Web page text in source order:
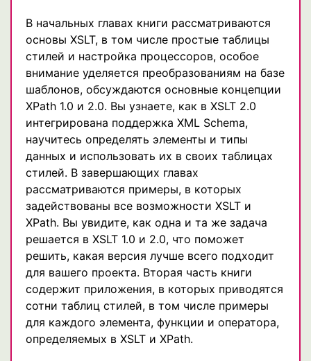
В начальных главах книги рассматриваются
основы XSLT, в том числе простые таблицы
стилей и настройка процессоров, особое
внимание уделяется преобразованиям на базе
шаблонов, обсуждаются основные концепции
XPath 1.0 и 2.0. Вы узнаете, как в XSLT 2.0
интегрирована поддержка XML Schema,
научитесь определять элементы и типы
данных и использовать их в своих таблицах
стилей. В завершающих главах
рассматриваются примеры, в которых
задействованы все возможности XSLT и
XPath. Вы увидите, как одна и та же задача
решается в XSLT 1.0 и 2.0, что поможет
решить, какая версия лучше всего подходит
для вашего проекта. Вторая часть книги
содержит приложения, в которых приводятся
сотни таблиц стилей, в том числе примеры
для каждого элемента, функции и оператора,
определяемых в XSLT и XPath.